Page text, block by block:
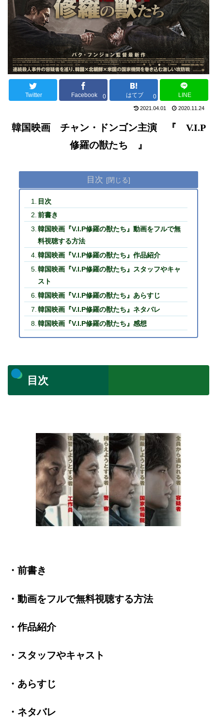
Twitter Facebook 0 はてブ 0 LINE
2021.04.01 2020.11.24
韓国映画 チャン・ドンゴン主演 『 V.I.P
修羅の獣たち 』
目次
目次
前書き
韓国映画『V.I.P修羅の獣たち』動画をフルで無
料視聴する方法
韓国映画『V.I.P修羅の獣たち』作品紹介
韓国映画『V.I.P修羅の獣たち』スタッフやキャ
スト
韓国映画『V.I.P修羅の獣たち』あらすじ
韓国映画『V.I.P修羅の獣たち』ネタバレ
韓国映画『V.I.P修羅の獣たち』感想
目次
・前書き
・動画をフルで無料視聴する方法
・作品紹介
・スタッフやキャスト
・あらすじ
・ネタバレ